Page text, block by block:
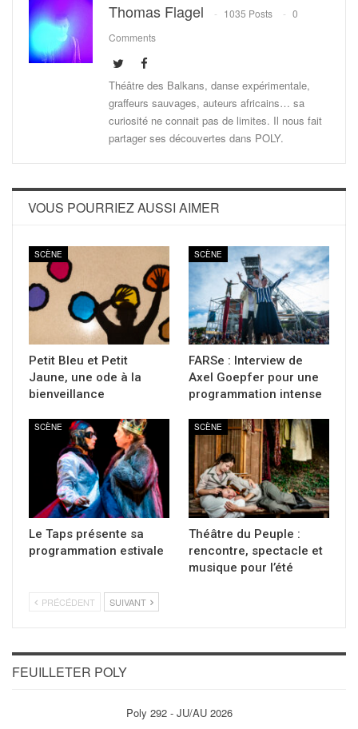
Thomas Flagel 1035 Posts
0
Comments
Théâtre des Balkans, danse expérimentale,
graffeurs sauvages, auteurs africains… sa
curiosité ne connait pas de limites. Il nous fait
partager ses découvertes dans POLY.
VOUS POURRIEZ AUSSI AIMER
SCÈNE
Petit Bleu et Petit
Jaune, une ode à la
bienveillance
SCÈNE
FARSe : Interview de
Axel Goepfer pour une
programmation intense
SCÈNE
Le Taps présente sa
programmation estivale
SCÈNE
Théâtre du Peuple :
rencontre, spectacle et
musique pour l’été
PRÉCÉDENT SUIVANT
FEUILLETER POLY
Poly 292 - JU/AU 2026